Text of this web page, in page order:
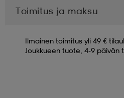
Toimitus ja maksu
Ilmainen toimitus yli 49 €
Joukkueen tuote, 4-9 päivän